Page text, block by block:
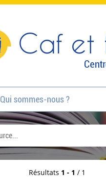
Caf et
Qui sommes-nous ?
Résultats 1 - 1 / 1